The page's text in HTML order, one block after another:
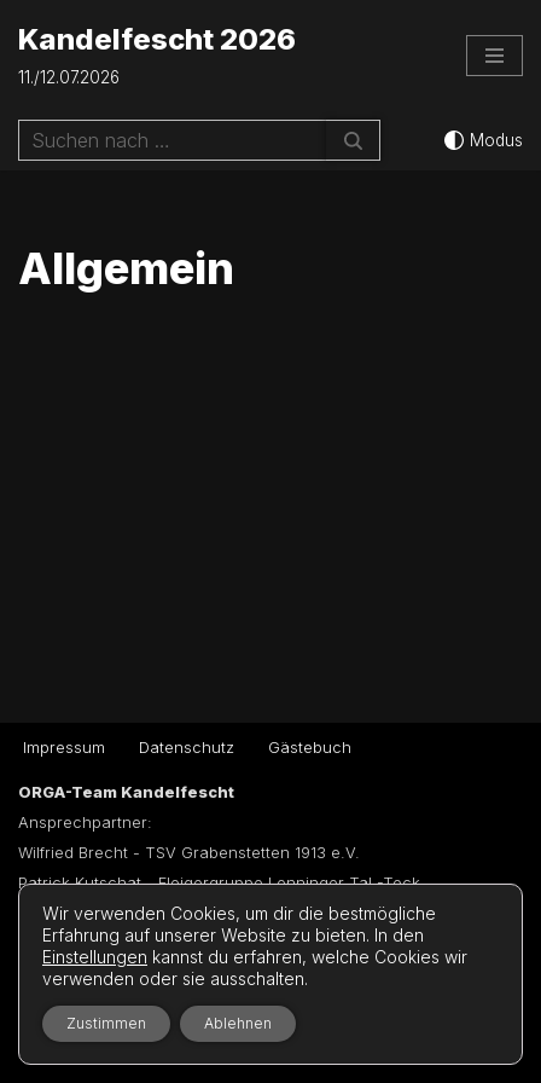
Zum
springen
Kandelfescht 2026
11./12.07.2026
Modus
Allgemein
Impressum Datenschutz Gästebuch
ORGA-Team Kandelfescht
Ansprechpartner:
Wilfried Brecht - TSV Grabenstetten 1913 e.V.
Patrick Kutschat - Fleigergruppe Lenninger Tal -Teck
Band / Kapelle für 2027 gesucht …
Sie sind eine Band oder eine Musikkapelle und haben Lust am
Kandelfescht 2026 zu spielen? Schreiben Sie uns an mit Angabe
der Musikrichtung, Anzahl der Musiker und Ansprechpartner. Wir
melden uns bei Ihnen …
Wir verwenden Cookies, um dir die bestmögliche
Erfahrung auf unserer Website zu bieten. In den
Einstellungen kannst du erfahren, welche Cookies wir
verwenden oder sie ausschalten.
Zustimmen Ablehnen